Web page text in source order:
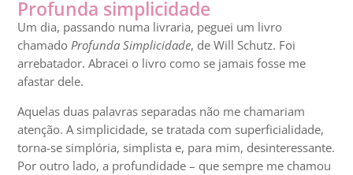
Profunda simplicidade
Um dia, passando numa livraria, peguei um livro
chamadoProfunda Simplicidade, de Will Schutz. Foi
arrebatador. Abracei o livro como se jamais fosse me
afastar dele.
Aquelas duas palavras separadas não me chamariam
atenção. A simplicidade, se tratada com superficialidade,
torna-se simplória, simplista e, para mim, desinteressante.
Por outro lado, a profundidade – que sempre me chamou